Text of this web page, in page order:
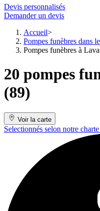
Devis personnalisés
Demander un devis
Accueil
Pompes funèbres dans
Pompes funèbres à
20 pompes
(89)
Voir la carte
Selectionnés selon notre